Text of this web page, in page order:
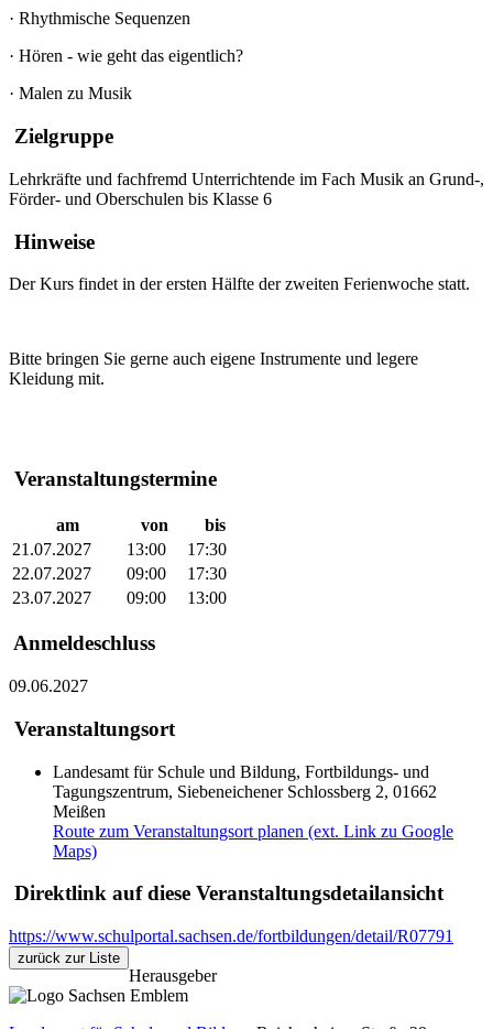
· Rhythmische Sequenzen
· Hören - wie geht das eigentlich?
· Malen zu Musik
Zielgruppe
Lehrkräfte und fachfremd Unterrichtende im Fach Musik an Grund-,
Förder- und Oberschulen bis Klasse 6
Hinweise
Der Kurs findet in der ersten Hälfte der zweiten Ferienwoche statt.
Bitte bringen Sie gerne auch eigene Instrumente und legere
Kleidung mit.
Veranstaltungstermine
am von
bis
21.07.2027
13:00
17:30
22.07.2027
09:00
17:30
23.07.2027
09:00 13:00
Anmeldeschluss
09.06.2027
Veranstaltungsort
Landesamt für Schule und Bildung, Fortbildungs- und
Tagungszentrum, Siebeneichener Schlossberg 2, 01662
Meißen
Route zum Veranstaltungsort planen (ext. Link zu Google
Maps)
Direktlink auf diese Veranstaltungsdetailansicht
https://www.schulportal.sachsen.de/fortbildungen/detail/R07791
zurück zur Liste
Herausgeber